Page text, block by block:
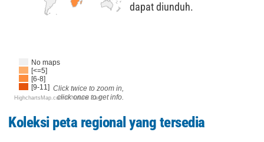
Click twice to zoom in,
click once to get info.
No maps
[<=5]
[6-8]
[9-11]
HighchartsMap.com ©Natural Earth
dapat diunduh.
Koleksi peta regional yang tersedia